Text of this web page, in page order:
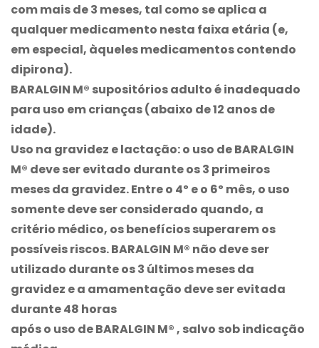
com mais de 3 meses, tal como se aplica a
qualquer medicamento nesta faixa etária (e,
em especial, àqueles medicamentos contendo
dipirona).
BARALGIN M® supositórios adulto é inadequado
para uso em crianças (abaixo de 12 anos de
idade).
Uso na gravidez e lactação: o uso deBARALGIN
M® deve ser evitado durante os 3 primeiros
meses da gravidez. Entre o 4º e o 6º mês, o uso
somente deve ser considerado quando, a
critério médico, os benefícios superarem os
possíveis riscos.BARALGIN M® não deve ser
utilizado durante os 3 últimos meses da
gravidez e a amamentação deve ser evitada
durante 48 horas
após o uso deBARALGIN M®, salvo sob indicação